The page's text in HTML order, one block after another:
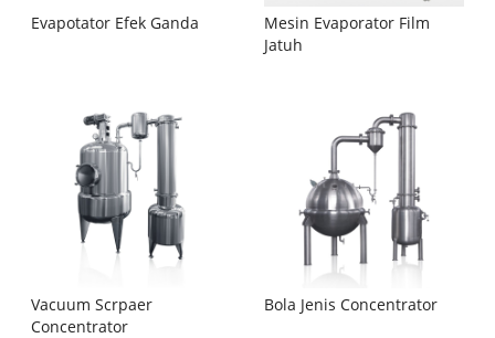
Evapotator Efek Ganda
Mesin Evaporator Film
Jatuh
Vacuum Scrpaer
Concentrator
Bola Jenis Concentrator